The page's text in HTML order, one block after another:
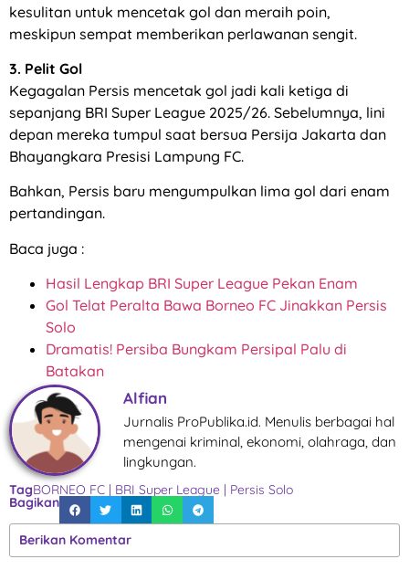
kesulitan untuk mencetak gol dan meraih poin,
meskipun sempat memberikan perlawanan sengit.
3. Pelit Gol
Kegagalan Persis mencetak gol jadi kali ketiga di
sepanjang BRI Super League 2025/26. Sebelumnya, lini
depan mereka tumpul saat bersua Persija Jakarta dan
Bhayangkara Presisi Lampung FC.
Bahkan, Persis baru mengumpulkan lima gol dari enam
pertandingan.
Baca juga :
Hasil Lengkap BRI Super League Pekan Enam
Gol Telat Peralta Bawa Borneo FC Jinakkan Persis
Solo
Dramatis! Persiba Bungkam Persipal Palu di
Batakan
Alfian
Jurnalis ProPublika.id. Menulis berbagai hal
mengenai kriminal, ekonomi, olahraga, dan
lingkungan.
TagBORNEO FC | BRI Super League | Persis Solo
Bagikan
Berikan Komentar